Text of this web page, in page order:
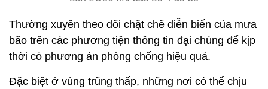
Thường xuyên theo dõi chặt chẽ diễn biến của mưa
bão trên các phương tiện thông tin đại chúng để kịp
thời có phương án phòng chống hiệu quả.
Đặc biệt ở vùng trũng thấp, những nơi có thể chịu